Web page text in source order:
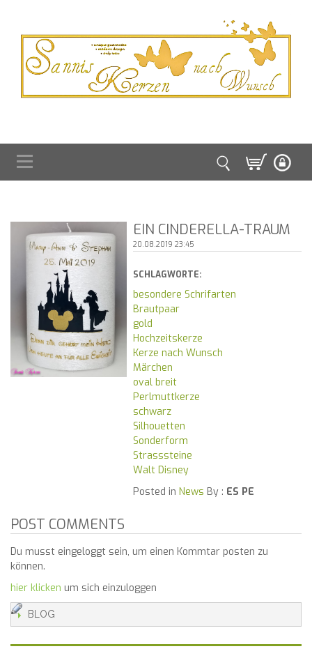
EIN CINDERELLA-TRAUM
20.08.2019 23:45
SCHLAGWORTE:
besondere Schrifarten
Brautpaar
gold
Hochzeitskerze
Kerze nach Wunsch
Märchen
oval breit
Perlmuttkerze
schwarz
Silhouetten
Sonderform
Strasssteine
Walt Disney
Posted in News By : ES PE
POST COMMENTS
Du musst eingeloggt sein, um einen Kommtar posten zu
können.
hier klicken um sich einzuloggen
BLOG